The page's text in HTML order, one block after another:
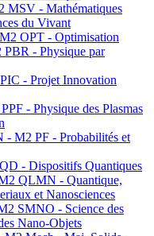
MSV - Mathématiques
du Vivant
OPT - Optimisation
- Physique par
- Projet Innovation
- Physique des Plasmas
M2 PF - Probabilités et
- Dispositifs Quantiques
QLMN - Quantique,
et Nanosciences
SMNO - Science des
Nano-Objets